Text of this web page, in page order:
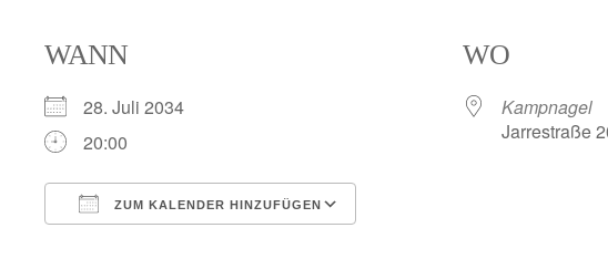
WANN
28. Juli 2034
20:00
ZUM KALENDER HINZUFÜGEN
WO
Kampnagel
Jarrestraße